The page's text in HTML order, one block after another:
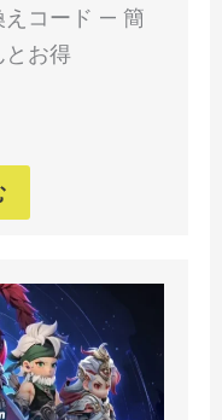
コード — 簡
お得